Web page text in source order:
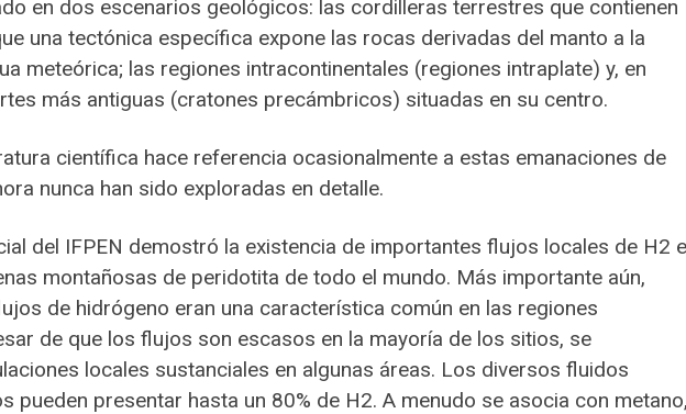
en dos escenarios geológicos: las cordilleras terrestres que contienen
una tectónica específica expone las rocas derivadas del manto a la
meteórica; las regiones intracontinentales (regiones intraplate) y, en
más antiguas (cratones precámbricos) situadas en su centro.
científica hace referencia ocasionalmente a estas emanaciones de
nunca han sido exploradas en detalle.
del IFPEN demostró la existencia de importantes flujos locales de H2
montañosas de peridotita de todo el mundo. Más importante aún,
de hidrógeno eran una característica común en las regiones
de que los flujos son escasos en la mayoría de los sitios, se
locales sustanciales en algunas áreas. Los diversos fluidos
pueden presentar hasta un 80% de H2. A menudo se asocia con